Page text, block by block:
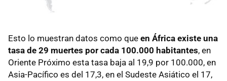
Esto lo muestran datos como que en África existe una
tasa de 29 muertes por cada 100.000 habitantes, en
Oriente Próximo esta tasa baja al 19,9 por 100.000, en
Asia-Pacífico es del 17,3, en el Sudeste Asiático el 17,